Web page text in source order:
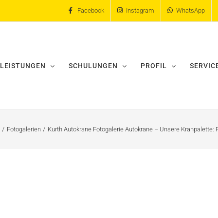
Facebook Instagram WhatsApp
LEISTUNGEN SCHULUNGEN PROFIL
Fotogalerien Kurth Autokrane Fotogalerie Autokrane – Unsere